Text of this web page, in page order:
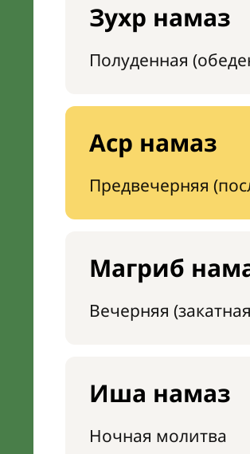
Зухр намаз
Полуденная
Аср намаз
Предвечерняя
Магриб
Вечерняя
Иша намаз
Ночная молитва